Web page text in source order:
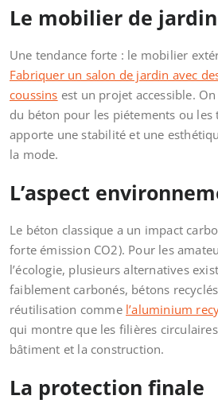
Le mobilier de
Une tendance forte : le mobilier
Fabriquer un salon de jardin avec
coussins est un projet accessible.
du béton pour les piétements ou les
apporte une stabilité et une
la mode.
L’aspect
Le béton classique a un impact
forte émission CO2). Pour les
l’écologie, plusieurs alternatives
faiblement carbonés, bétons
réutilisation comme l’aluminium
qui montre que les filières
bâtiment et la construction.
La protection finale